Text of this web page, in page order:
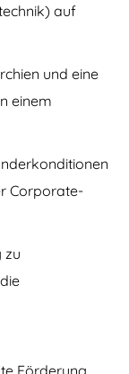
auf
und eine
einem
Corporate-
zu